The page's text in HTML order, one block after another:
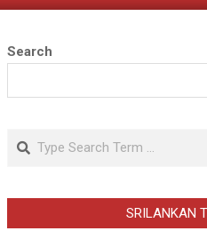
Search
Search
SRILANKAN